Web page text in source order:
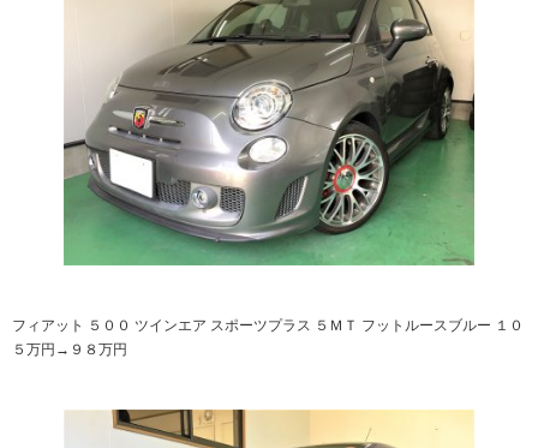
フィアット ５００ ツインエア スポーツプラス ５ＭＴ フットルースブルー １０
５万円→９８万円